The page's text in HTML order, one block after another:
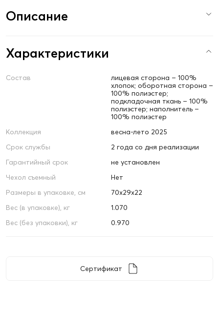
Описание
Характеристики
Состав
лицевая сторона – 100%
хлопок; оборотная сторона –
100% полиэстер;
подкладочная ткань – 100%
полиэстер; наполнитель –
100% полиэстер
Коллекция
весна-лето 2025
Срок службы
2 года со дня реализации
Гарантийный срок
не установлен
Чехол съемный
Нет
Размеры в упаковке, см
70х29х22
Вес (в упаковке), кг
1.070
Вес (без упаковки), кг
0.970
Сертификат